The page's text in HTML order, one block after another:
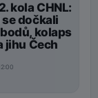
kola CHNL:
dočkali
kolaps
jihu Čech